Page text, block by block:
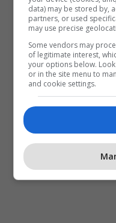
data) may be stored by,
partners, or used
may use precise
Some vendors may
of legitimate interest,
your options below.
or in the site menu to
and cookie settings.